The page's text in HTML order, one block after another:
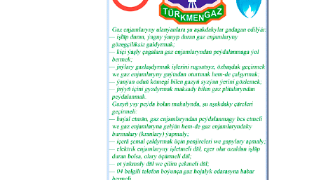
kysymly awtomobilleri bökdençsiz we
elýeterli bahadan ýokary hilli
awtomobil benzini bilen üpjün edýär.
Ýurdumyza ýeterlik mukdardan
artykmaç öndürilen ýokary hilli
awtomobil benzininiň müňlerçe
tonnasy Türkmenistanyň milli
ykdysadyýetiniň mundan beýläk-de
berkemegi üçin isleg bildiren beýleki